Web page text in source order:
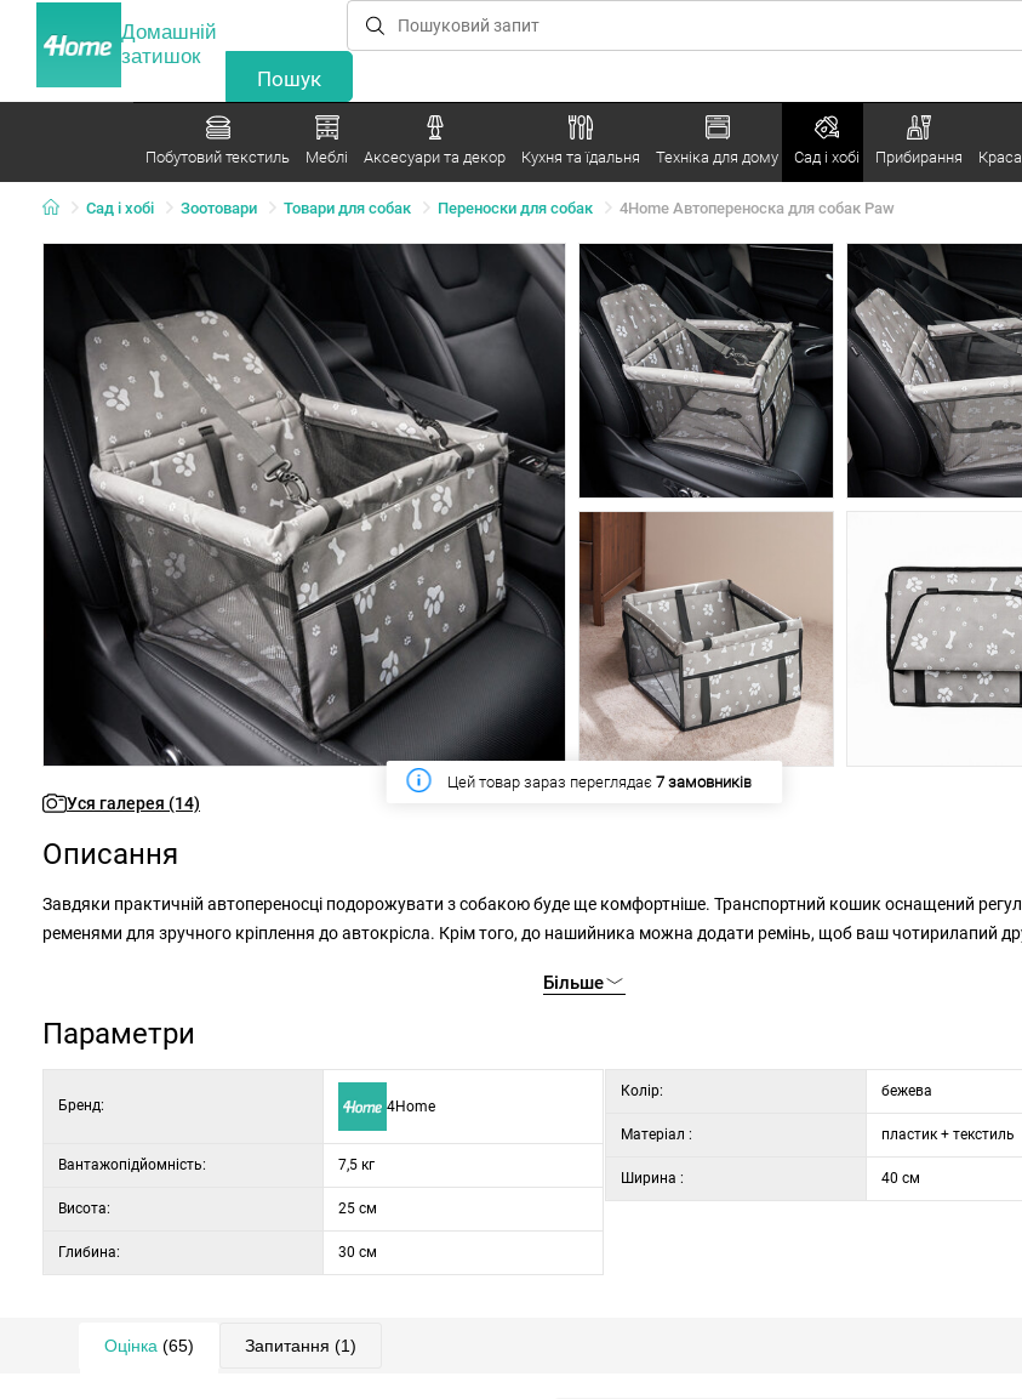
Домашній
затишок
Побутовий текстиль Меблі Аксесуари та декор Кухня та їдальня Техніка для дому Сад і хобі Прибирання
Сад і хобі Зоотовари Товари для собак Переноски для собак 4Home Автопереноска для собак Paw
Цей тиждень купило35 замовників
Уся галерея (14)
Описання
Завдяки практичній автопереносці подорожувати з собакою буде ще комфортніше. Транспортний кошик оснащений регульованими
ременями для зручного кріплення до автокрісла. Крім того, до нашийника можна додати ремінь, щоб ваш чотирилапий друг
Більше
Параметри
Бренд: 4Home
Вантажопідйомність: 7,5 кг
Висота: 25 см
Глибина: 30 см
Колір: бежева
Матеріал : пластик + текстиль
Ширина : 40 см
Оцінка (65) Запитання (1)